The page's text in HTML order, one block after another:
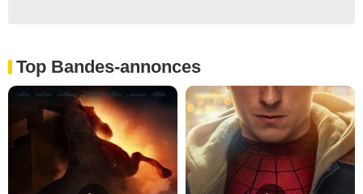
Top Bandes-annonces